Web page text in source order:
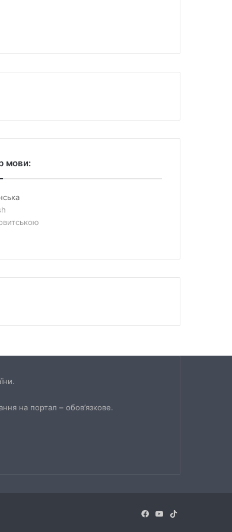
мови:
на портал – обов’язкове.
Facebook
YouTube
TikTok